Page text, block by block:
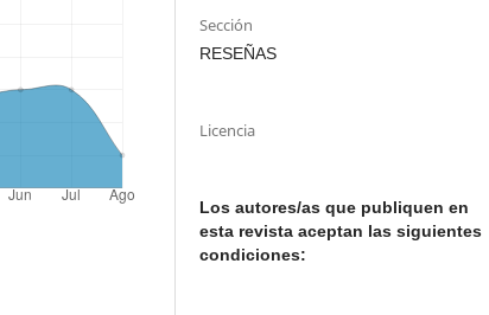
Sección
RESEÑAS
Licencia
Los autores/as que publiquen en
esta revista aceptan las siguientes
condiciones: